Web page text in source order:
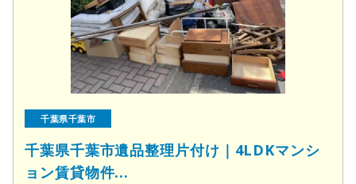
千葉県千葉市
千葉県千葉市遺品整理片付け｜4LDKマンシ
ョン賃貸物件...